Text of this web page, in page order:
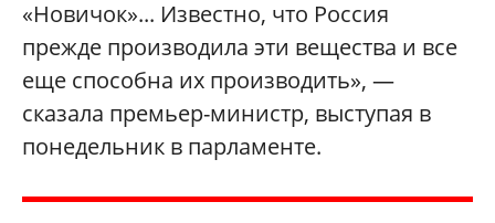
«Новичок»... Известно, что Россия
прежде производила эти вещества и все
еще способна их производить», —
сказала премьер-министр, выступая в
понедельник в парламенте.